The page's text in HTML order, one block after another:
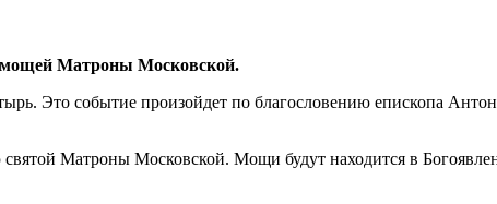
мощей Матроны Московской.
Это событие произойдет по благословению епископа
Матроны Московской. Мощи будут находится в